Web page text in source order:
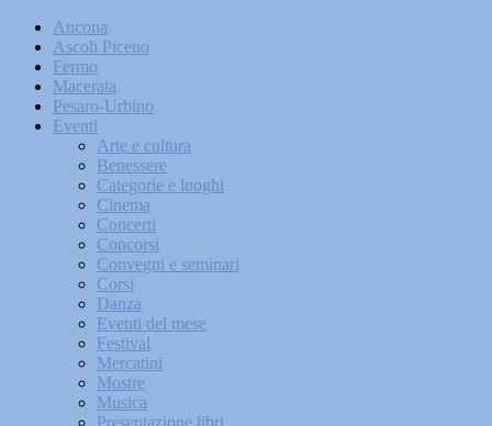
Ancona
Ascoli Piceno
Fermo
Macerata
Pesaro-Urbino
Eventi
Arte e cultura
Benessere
Categorie e luoghi
Cinema
Concerti
Concorsi
Convegni e seminari
Corsi
Danza
Eventi del mese
Festival
Mercatini
Mostre
Musica
Presentazione libri